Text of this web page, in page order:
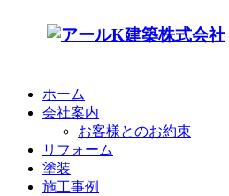
ホーム
会社案内
お客様とのお約束
リフォーム
塗装
施工事例